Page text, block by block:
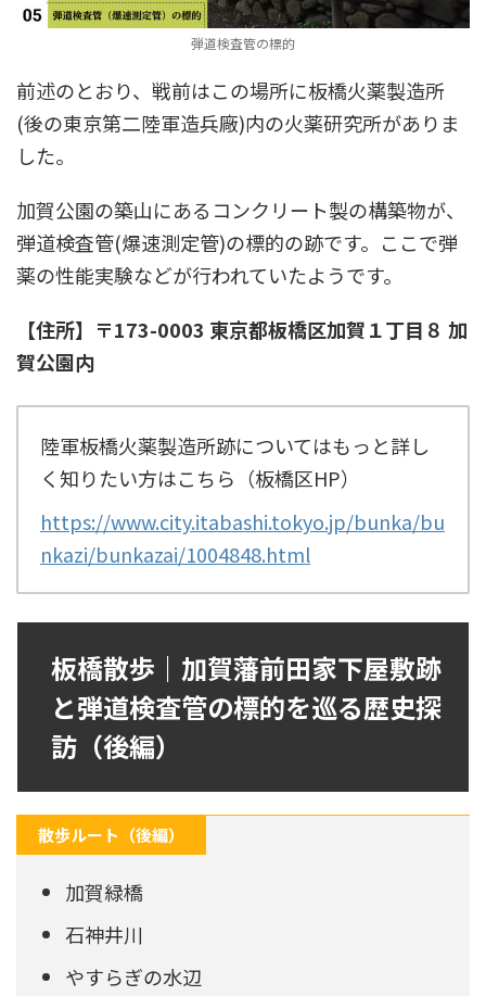
弾道検査管の標的
前述のとおり、戦前はこの場所に板橋火薬製造所
(後の東京第二陸軍造兵廠)内の火薬研究所がありま
した。
加賀公園の築山にあるコンクリート製の構築物が、
弾道検査管(爆速測定管)の標的の跡です。ここで弾
薬の性能実験などが行われていたようです。
【住所】〒173-0003 東京都板橋区加賀１丁目８ 加
賀公園内
陸軍板橋火薬製造所跡についてはもっと詳し
く知りたい方はこちら（板橋区HP）
https://www.city.itabashi.tokyo.jp/bunka/bu
nkazi/bunkazai/1004848.html
板橋散歩｜加賀藩前田家下屋敷跡
と弾道検査管の標的を巡る歴史探
訪（後編）
散歩ルート（後編）
加賀緑橋
石神井川
やすらぎの水辺